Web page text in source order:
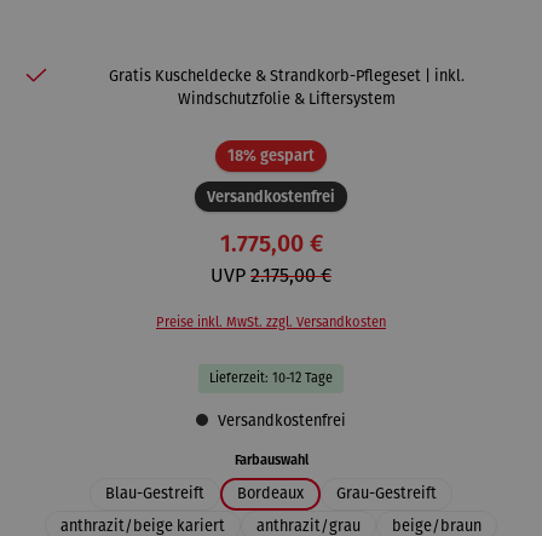
Gratis Kuscheldecke & Strandkorb-Pflegeset | inkl.
Windschutzfolie & Liftersystem
Versandkostenfrei
18% gespartRabatt
1.775,00 €
UVP 2.175,00 €
Preise inkl. MwSt. zzgl. Versandkosten
Lieferzeit: 10-12 Tage
Versandkostenfrei
Farbauswahlauswählen
Blau-Gestreift Bordeaux
Grau-Gestreift
anthrazit/beige kariert
anthrazit/grau
beige/braun